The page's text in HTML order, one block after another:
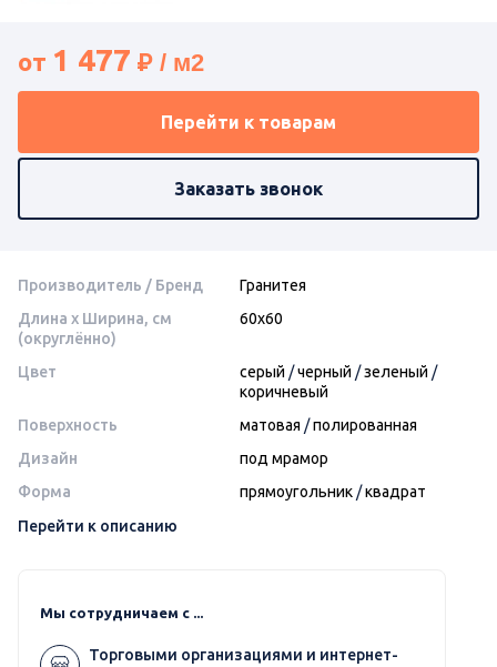
от 1 477
Перейти к товарам
Заказать звонок
Производитель / Бренд
Гранитея
Длина x Ширина, см
(округлённо)
60x60
Цвет серый /черный /зеленый /
коричневый
Поверхность
матовая /полированная
Дизайн
под мрамор
Форма
прямоугольник /квадрат
Перейти к описанию
Мы сотрудничаем с ...
Торговыми организациями и интернет-